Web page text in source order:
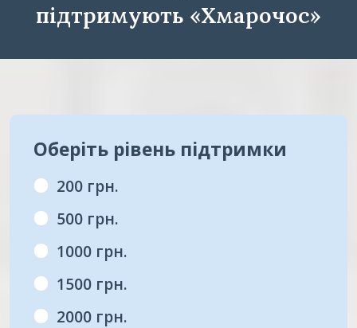
підтримують «Хмарочос»
Оберіть рівень підтримки
200 грн.
500 грн.
1000 грн.
1500 грн.
2000 грн.